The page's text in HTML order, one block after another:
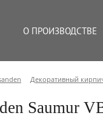
О ПРОИЗВОДСТВЕ
Декоративный
Saumur